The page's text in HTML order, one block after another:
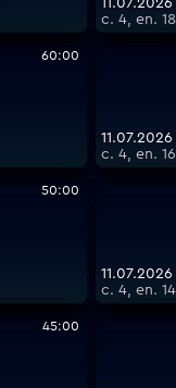
с. 4, еп. 18
60:00
с. 4, еп. 16
50:00
с. 4, еп. 14
45:00